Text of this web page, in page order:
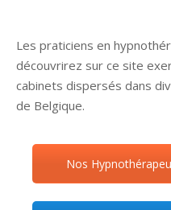
Les praticiens en
découvrirez sur ce site
cabinets dispersés dans
de Belgique.
Nos